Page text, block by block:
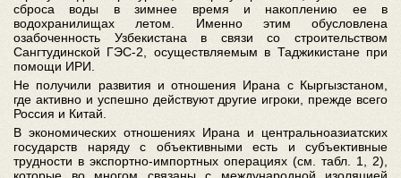
сброса воды в зимнее время и накоплению ее в
водохранилищах летом. Именно этим обусловлена
озабоченность Узбекистана в связи со строительством
Сангтудинской ГЭС-2, осуществляемым в Таджикистане при
помощи ИРИ.
Не получили развития и отношения Ирана с Кыргызстаном,
где активно и успешно действуют другие игроки, прежде всего
Россия и Китай.
В экономических отношениях Ирана и центральноазиатских
государств наряду с объективными есть и субъективные
трудности в экспортно-импортных операциях (см. табл. 1, 2),